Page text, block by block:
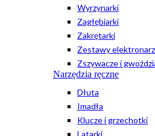
Wyrzynarki
Zagłębiarki
Zakrętarki
Zestawy
Zszywacze i
Narzędzia ręczne
Dłuta
Imadła
Klucze i grzechotki
Latarki